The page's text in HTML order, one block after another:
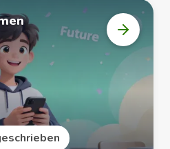
Kurs
öffnen